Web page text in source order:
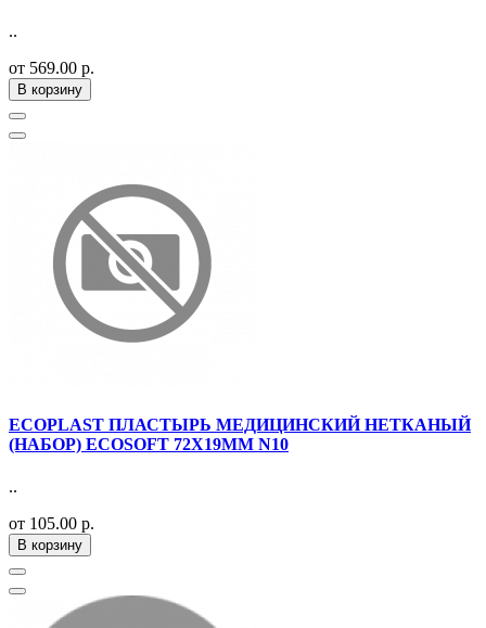
..
от 569.00 р.
В корзину
ECOPLAST ПЛАСТЫРЬ МЕДИЦИНСКИЙ НЕТКАНЫЙ
(НАБОР) ECOSOFT 72Х19ММ N10
..
от 105.00 р.
В корзину